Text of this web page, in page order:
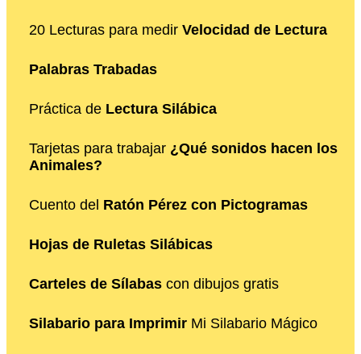
20 Lecturas para medir Velocidad de Lectura
Palabras Trabadas
Práctica de Lectura Silábica
Tarjetas para trabajar ¿Qué sonidos hacen los
Animales?
Cuento del Ratón Pérez con Pictogramas
Hojas de Ruletas Silábicas
Carteles de Sílabas con dibujos gratis
Silabario para Imprimir Mi Silabario Mágico